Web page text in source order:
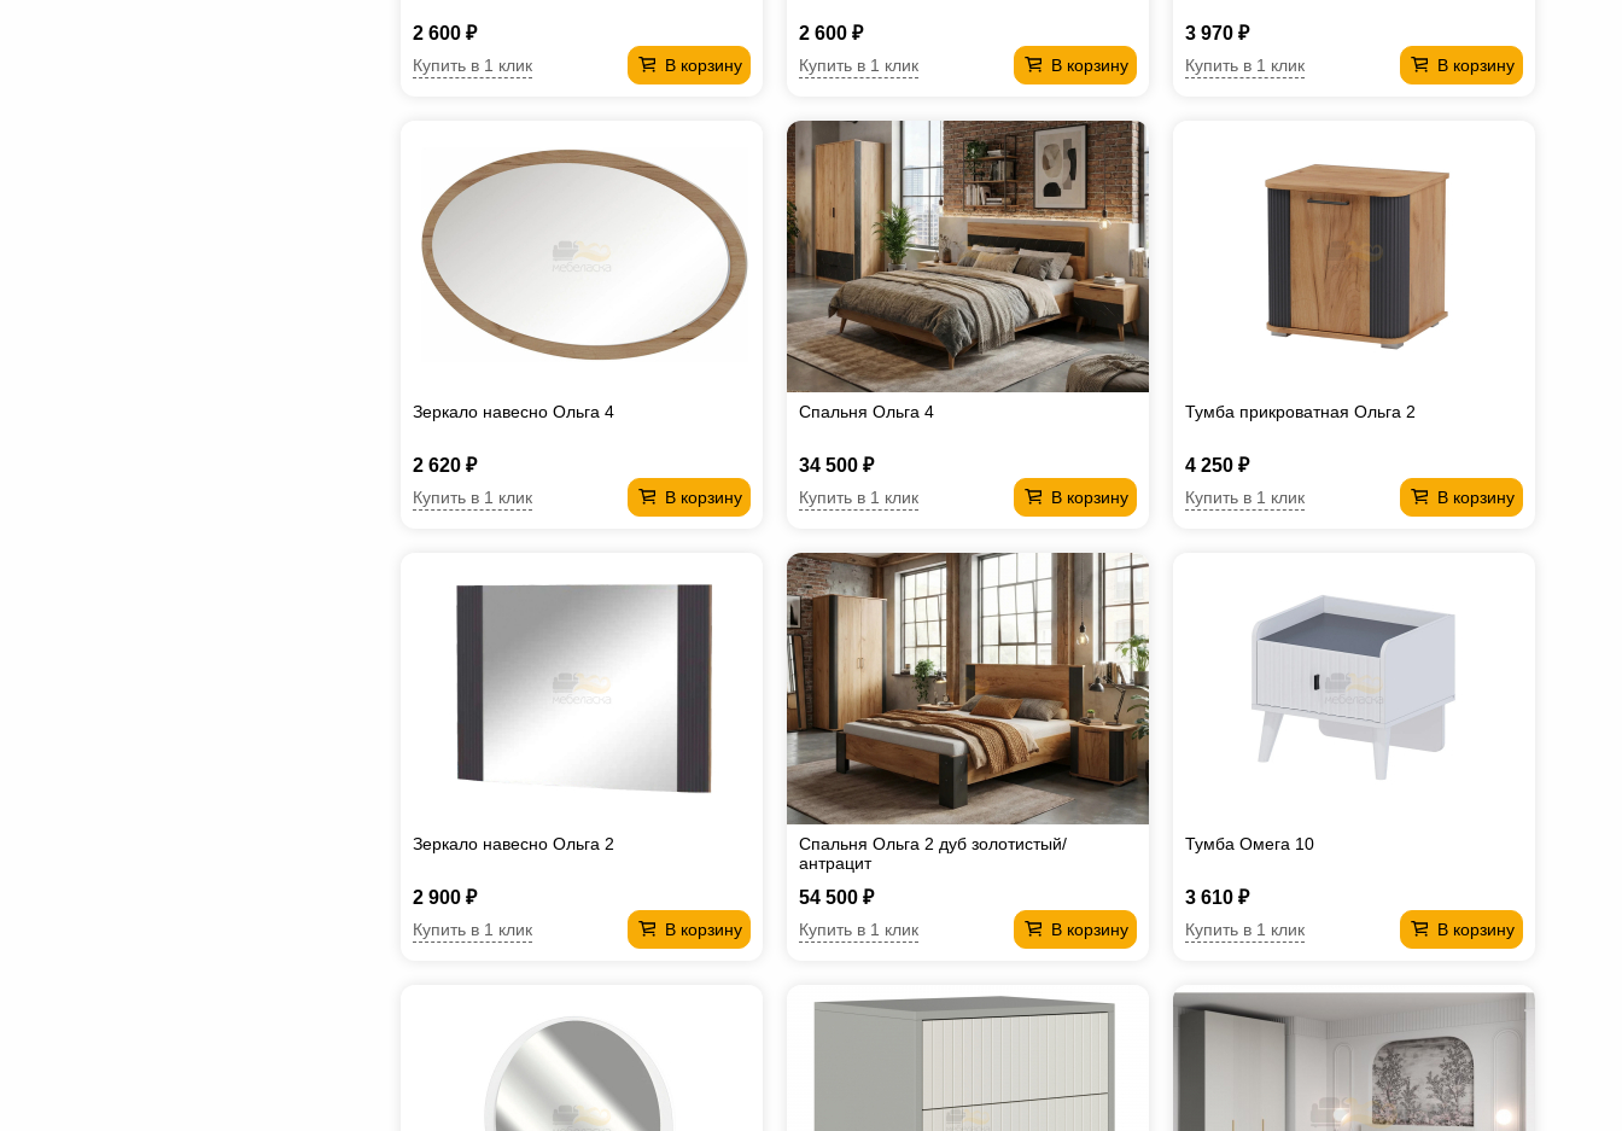
2 600 ₽
В корзину
Купить в 1 клик
2 600 ₽
В корзину
Купить в 1 клик
3 970 ₽
В корзину
Купить в 1 клик
Зеркало навесно Ольга 4
2 620 ₽
В корзину
Купить в 1 клик
Спальня Ольга 4
34 500 ₽
В корзину
Купить в 1 клик
Тумба прикроватная Ольга 2
4 250 ₽
В корзину
Купить в 1 клик
Зеркало навесно Ольга 2
2 900 ₽
В корзину
Купить в 1 клик
Спальня Ольга 2 дуб золотистый/
антрацит
54 500 ₽
В корзину
Купить в 1 клик
Тумба Омега 10
3 610 ₽
В корзину
Купить в 1 клик